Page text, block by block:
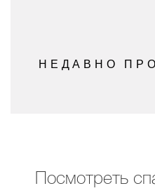
НЕДАВНО
Посмотреть